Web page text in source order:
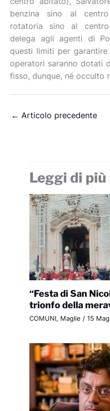
benzina sino al
rotatoria sino al
delega agli agenti di
questi limiti per
operatori saranno dotati
fisso, dunque, né occulto
← Articolo precedente
Leggi di più
“Festa di San
trionfo della
COMUNI, Maglie / 15